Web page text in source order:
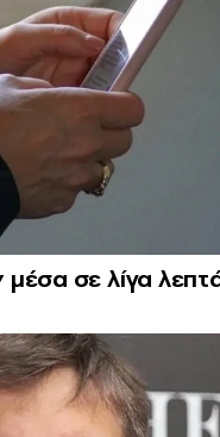
μέσα σε λίγα